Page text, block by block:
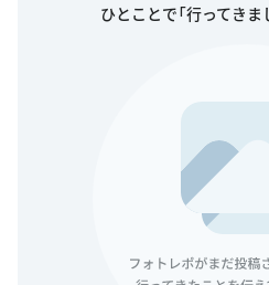
ひとことで「行ってきま